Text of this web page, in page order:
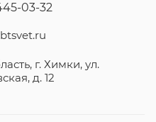
03-32
г. Химки, ул.
д. 12